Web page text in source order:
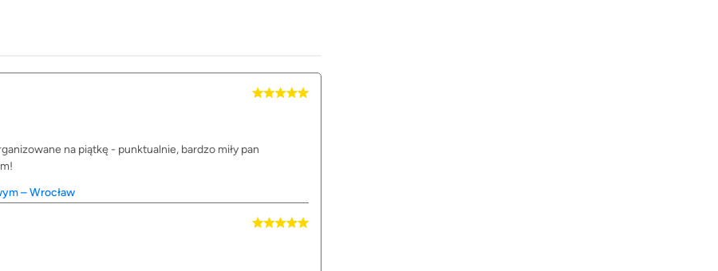
na piątkę - punktualnie, bardzo miły pan
– Wrocław